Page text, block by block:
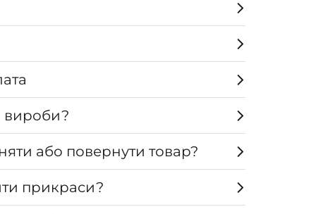
вироби?
або повернути товар?
прикраси?